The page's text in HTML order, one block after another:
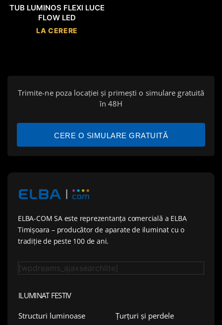
TUB LUMINOS FLEXI LUCE
FLOW LED
LA CERERE
Trimite-ne poza locației și primești o simulare gratuită
în 48H
CERE O SIMULARE GRATUITĂ
ELBA-COM SA este reprezentanța comercială a ELBA
Timișoara – producător de aparate de iluminat cu o
tradiție de peste 100 de ani.
[wpdreams_ajaxsearchlite]
ILUMINAT FESTIV
Structuri luminoase
Țurțuri și perdele